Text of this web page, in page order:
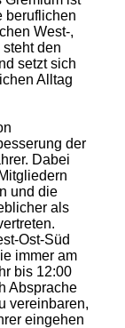
beruflichen
West-,
den
setzt sich
Alltag
der
Dabei
und die
als
Ost-Süd
immer am
bis 12:00
Absprache
vereinbaren,
eingehen